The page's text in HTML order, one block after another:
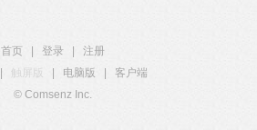
首页 登录
注册
触屏版 电脑版
客户端
© Comsenz Inc.